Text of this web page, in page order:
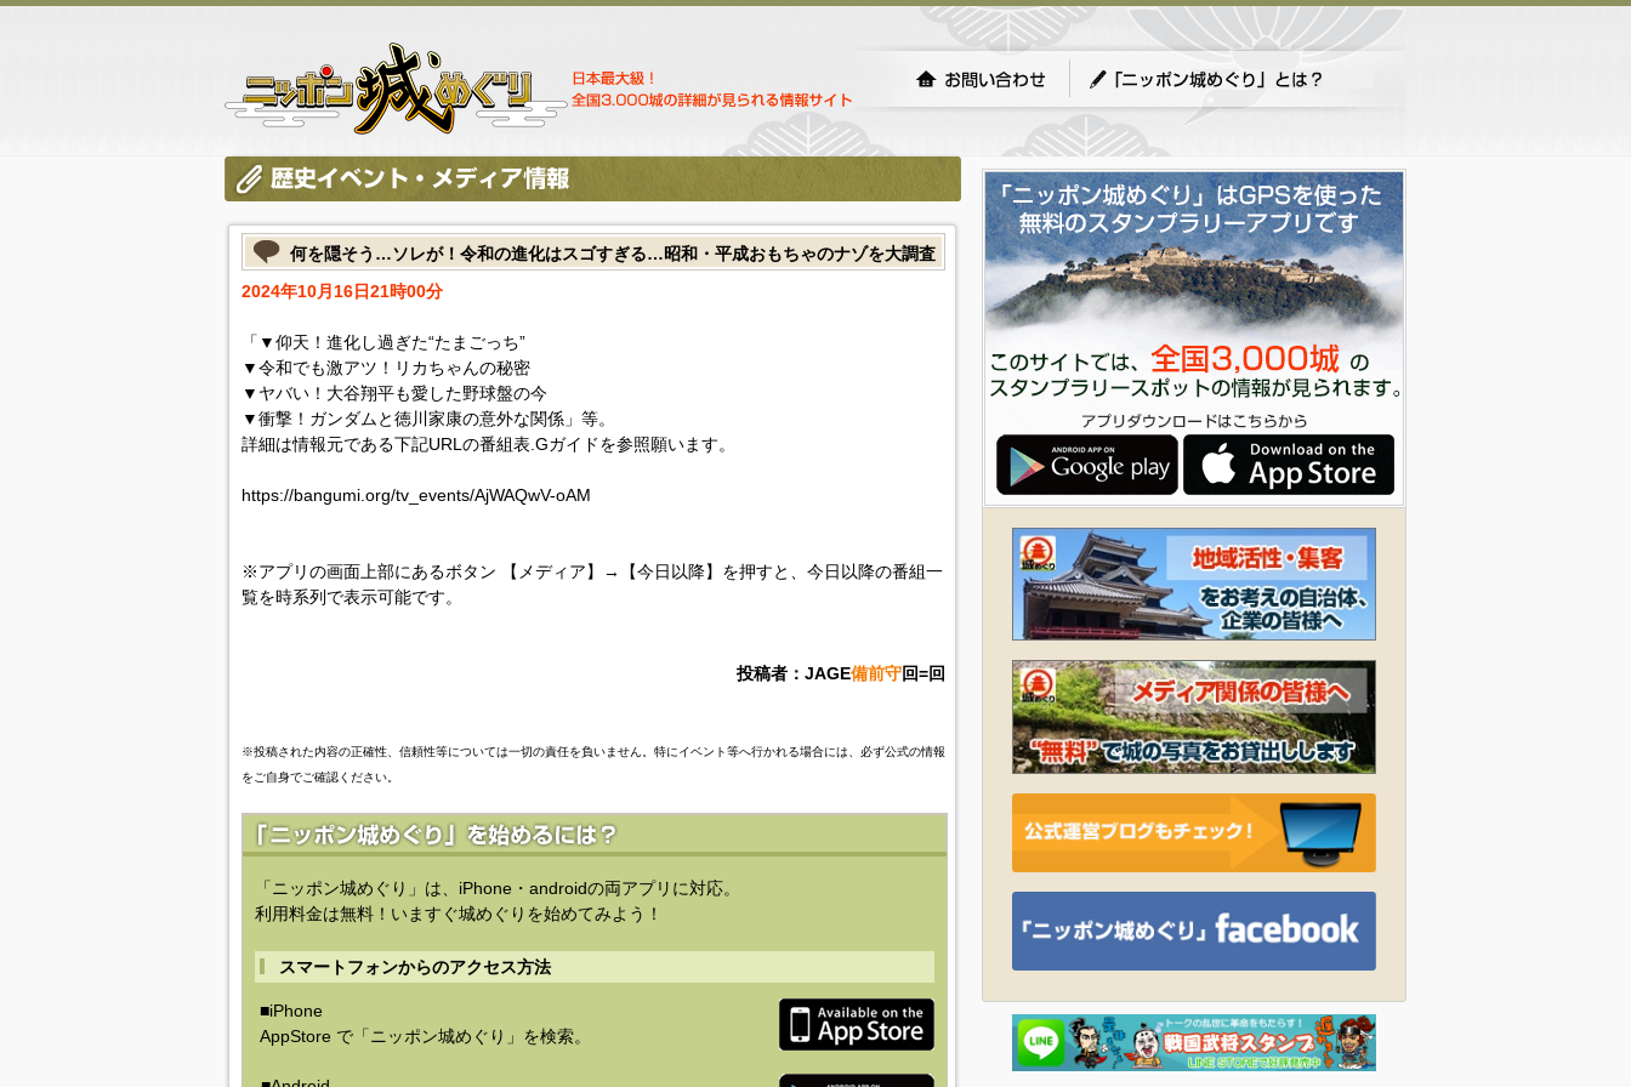
何を隠そう…ソレが！令和の進化はスゴすぎる…昭和・平成おもちゃのナゾを大調査
2024年10月16日21時00分
「▼仰天！進化し過ぎた“たまごっち”
▼令和でも激アツ！リカちゃんの秘密
▼ヤバい！大谷翔平も愛した野球盤の今
▼衝撃！ガンダムと徳川家康の意外な関係」等。
詳細は情報元である下記URLの番組表.Gガイドを参照願います。
https://bangumi.org/tv_events/AjWAQwV-oAM
※アプリの画面上部にあるボタン 【メディア】→【今日以降】を押すと、今日以降の番組一
覧を時系列で表示可能です。
投稿者：JAGE備前守回=回
※投稿された内容の正確性、信頼性等については一切の責任を負いません。特にイベント等へ行かれる場合には、必ず公式の情報
をご自身でご確認ください。
「ニッポン城めぐり」は、iPhone・androidの両アプリに対応。
利用料金は無料！いますぐ城めぐりを始めてみよう！
スマートフォンからのアクセス方法
■iPhone
AppStore で「ニッポン城めぐり」を検索。